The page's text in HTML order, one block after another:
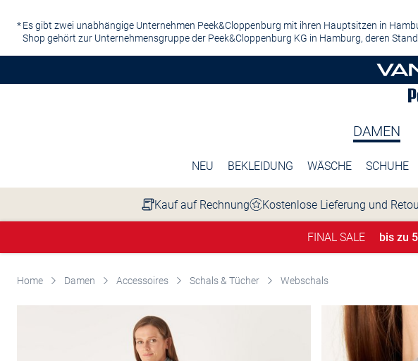
Es gibt zwei unabhängige Unternehmen Peek&Cloppenburg mit ihren Hauptsitzen in
Shop gehört zur Unternehmensgruppe der Peek&Cloppenburg KG in Hamburg, deren
DAMEN
NEU BEKLEIDUNG WÄSCHE SCHUHE
Kauf auf Rechnung Kostenlose Lieferung und
FINAL SALE bis zu
Home Damen Accessoires Schals & Tücher Webschals